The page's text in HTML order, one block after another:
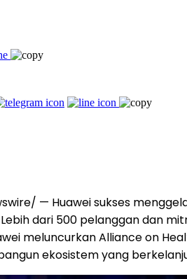
— Huawei sukses
dari 500 pelanggan dan
meluncurkan Alliance on
ekosistem yang